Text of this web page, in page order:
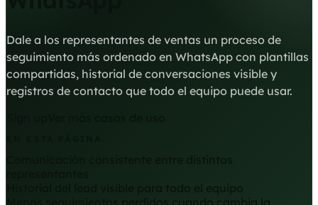
Dale a los representantes de ventas un proceso de
seguimiento más ordenado en WhatsApp con plantillas
compartidas, historial de conversaciones visible y
registros de contacto que todo el equipo puede usar.
Historial del lead visible para todo el equipo